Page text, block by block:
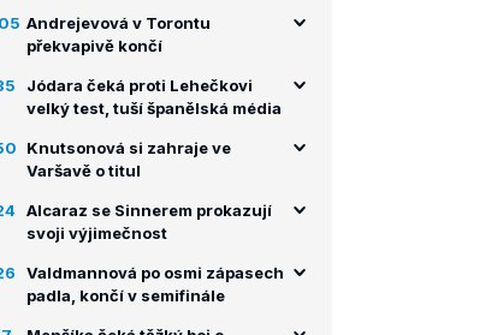
Andrejevová v Torontu
překvapivě končí
Jódara čeká proti Lehečkovi
velký test, tuší španělská média
Knutsonová si zahraje ve
Varšavě o titul
Alcaraz se Sinnerem prokazují
svoji výjimečnost
Valdmannová po osmi zápasech
padla, končí v semifinále